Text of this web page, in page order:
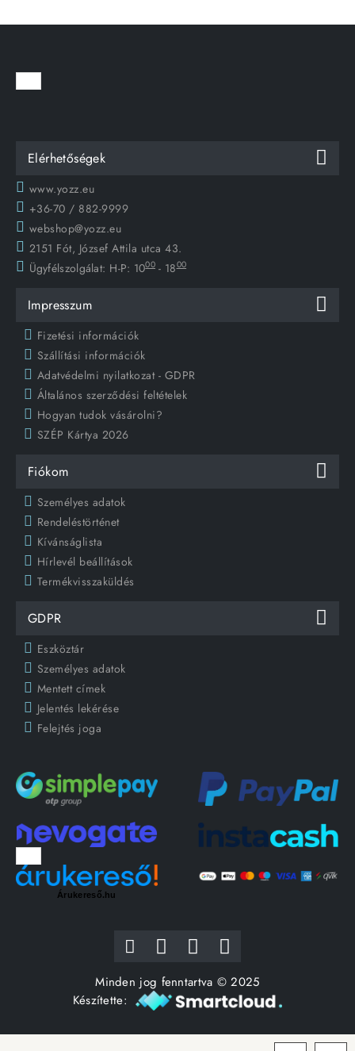
Elérhetőségek
www.yozz.eu
+36-70 / 882-9999
webshop@yozz.eu
2151 Fót, József Attila utca 43.
Ügyfélszolgálat: H-P: 1000 - 1800
Impresszum
Fizetési információk
Szállítási információk
Adatvédelmi nyilatkozat - GDPR
Általános szerződési feltételek
Hogyan tudok vásárolni?
SZÉP Kártya 2026
Fiókom
Személyes adatok
Rendeléstörténet
Kívánságlista
Hírlevél beállítások
Termékvisszaküldés
GDPR
Eszköztár
Személyes adatok
Mentett címek
Jelentés lekérése
Felejtés joga
Árukereső.hu
Minden jog fenntartva © 2025
Készítette: